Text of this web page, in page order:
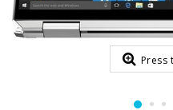
Press